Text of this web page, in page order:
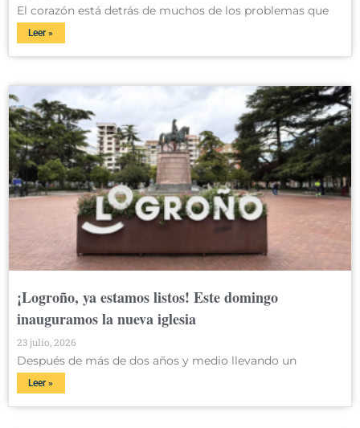
El corazón está detrás de muchos de los problemas que
Leer »
¡Logroño, ya estamos listos! Este domingo
inauguramos la nueva iglesia
23 julio, 2026
Después de más de dos años y medio llevando un
Leer »